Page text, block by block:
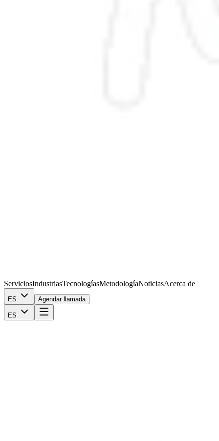
ServiciosIndustriasTecnologíasMetodologíaNoticiasAcerca de
ES Agendar llamada
ES